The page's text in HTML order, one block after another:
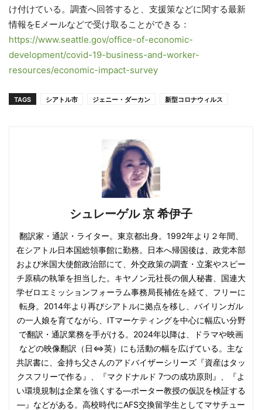
け付けている。調査へ回答すると、支援策などに関する最新
情報をEメールなどで受け取ることができる：
https://www.seattle.gov/office-of-economic-
development/covid-19-business-and-worker-
resources/economic-impact-survey
TAGS シアトル市 ジェニー・ダーカン 新型コロナウィルス
シュレーゲル 京 希伊子
翻訳家・通訳・ライター。東京都出身。1992年より２年間、
在シアトル日本国総領事館に勤務。日本へ帰国後は、政党本部
および米国大使館政治部にて、外交政策の調査・立案やスピー
チ原稿の執筆を担当した。キヤノン元社長の個人秘書、国連大
学ゼロエミッションフォーラム事務局長補佐を経て、フリーに
転身。2014年より再びシアトルに拠点を移し、バイリンガル
の一人娘を育てながら、ITマーケティングを中心に幅広い分野
で翻訳・通訳業務を手がける。2024年以降は、ドラマや映画
などの映像翻訳（日⇔英）にも活動の幅を広げている。主な
共訳書に、金持ち父さんのアドバイザーシリーズ『資産はタッ
クスフリーで作る』、『マクドナルド 7つの成功原則』、『よ
い環境規制は企業を強くする―ポーター教授の仮説を検証する
―』などがある。高校時代にAFS交換留学生としてマサチュー